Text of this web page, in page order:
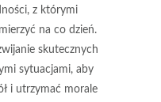
z którymi
na co dzień.
skutecznych
sytuacjami, aby
i utrzymać morale